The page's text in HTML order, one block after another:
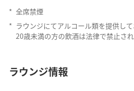
* 全席禁煙
* ラウンジにてアルコール類を提供し
20歳未満の方の飲酒は法律で禁止され
ラウンジ情報